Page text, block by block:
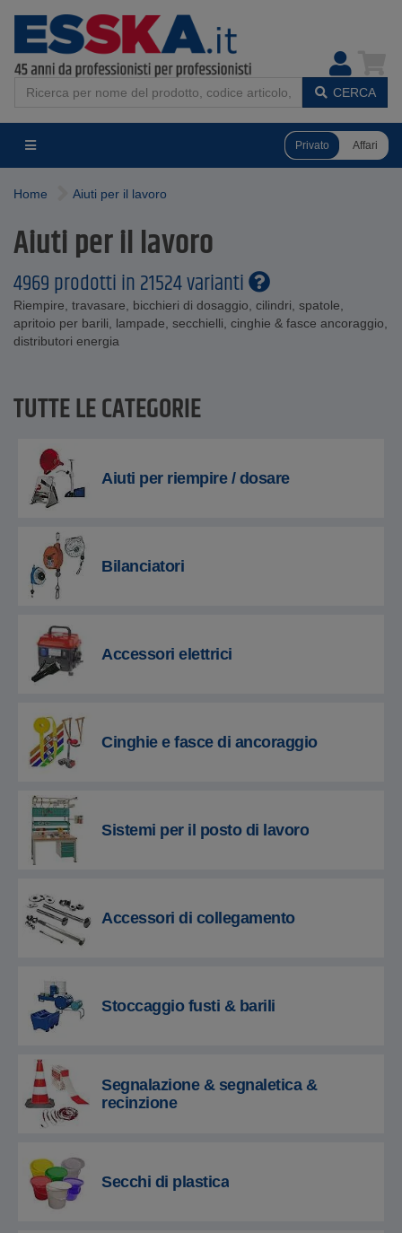
CERCA
Privato Affari
Home Aiuti per il lavoro
Aiuti per il lavoro
4969 prodotti in 21524 varianti
Riempire, travasare, bicchieri di dosaggio, cilindri, spatole,
apritoio per barili, lampade, secchielli, cinghie & fasce ancoraggio,
distributori energia
TUTTE LE CATEGORIE
Aiuti per riempire / dosare
Bilanciatori
Accessori elettrici
Cinghie e fasce di ancoraggio
Sistemi per il posto di lavoro
Accessori di collegamento
Stoccaggio fusti & barili
Segnalazione & segnaletica &
recinzione
Secchi di plastica